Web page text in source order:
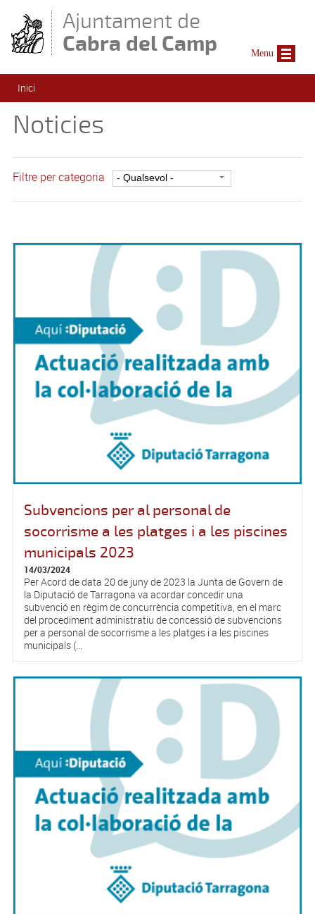
Ajuntament de
Cabra del Camp
Esteu aquí
Inici
Noticies
Filtre per categoria
Subvencions per al personal de
socorrisme a les platges i a les piscines
municipals 2023
14/03/2024
Per Acord de data 20 de juny de 2023 la Junta de Govern de
la Diputació de Tarragona va acordar concedir una
subvenció en règim de concurrència competitiva, en el marc
del procediment administratiu de concessió de subvencions
per a personal de socorrisme a les platges i a les piscines
municipals (...
Menu